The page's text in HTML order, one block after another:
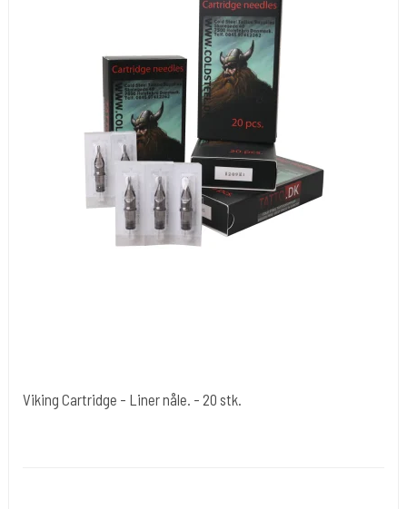
Viking Cartridge - Liner nåle. - 20 stk.